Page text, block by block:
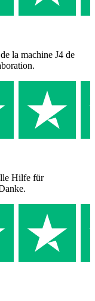
la machine J4 de
Hilfe für